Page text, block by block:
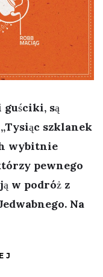
guściki, są
szklanek
wybitnie
pewnego
w podróż z
Na